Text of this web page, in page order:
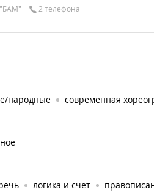
2 телефона
народные
современная
логика и счет